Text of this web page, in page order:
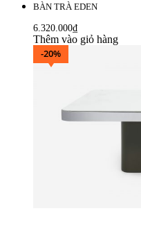
BÀN TRÀ EDEN
6.320.000₫
Thêm vào giỏ hàng
-20%